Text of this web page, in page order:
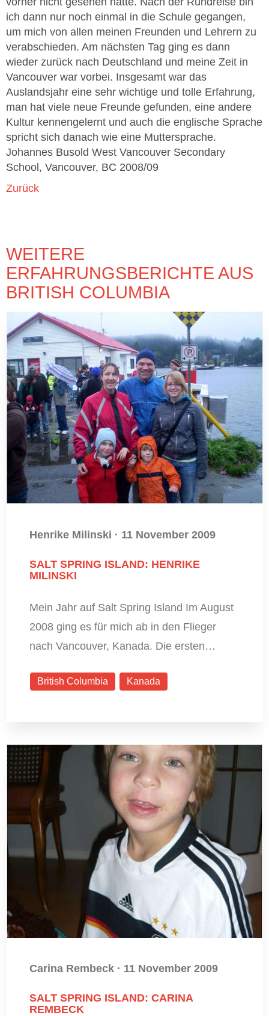
ich dann nur noch einmal in die Schule gegangen,
um mich von allen meinen Freunden und Lehrern zu
verabschieden. Am nächsten Tag ging es dann
wieder zurück nach Deutschland und meine Zeit in
Vancouver war vorbei. Insgesamt war das
Auslandsjahr eine sehr wichtige und tolle Erfahrung,
man hat viele neue Freunde gefunden, eine andere
Kultur kennengelernt und auch die englische Sprache
spricht sich danach wie eine Muttersprache.
Johannes Busold West Vancouver Secondary
School, Vancouver, BC 2008/09
Zurück
WEITERE
ERFAHRUNGSBERICHTE AUS
BRITISH COLUMBIA
Henrike Milinski · 11 November 2009
SALT SPRING ISLAND: HENRIKE
MILINSKI
Mein Jahr auf Salt Spring Island Im August
2008 ging es für mich ab in den Flieger
nach Vancouver, Kanada. Die ersten…
British Columbia Kanada
Carina Rembeck · 11 November 2009
SALT SPRING ISLAND: CARINA
REMBECK